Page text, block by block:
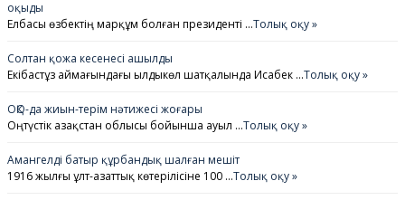
оқыды
Елбасы өзбектің марқұм болған президенті …Толық оқу »
Солтан қожа кесенесі ашылды
Екібастұз аймағындағы Қылдыкөл шатқалында Исабек …Толық оқу »
ОҚО-да жиын-терім нәтижесі жоғары
Оңтүстік Қазақстан облысы бойынша ауыл …Толық оқу »
Амангелді батыр құрбандық шалған мешіт
1916 жылғы ұлт-азаттық көтерілісіне 100 …Толық оқу »